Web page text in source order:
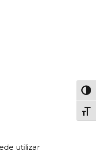
utilizar